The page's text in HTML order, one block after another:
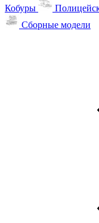
Кобуры
Сборные модели